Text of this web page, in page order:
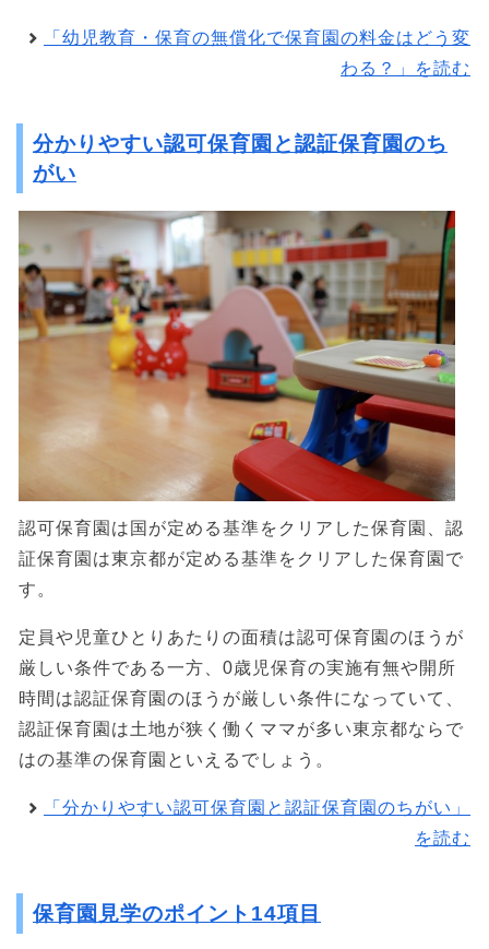
「幼児教育・保育の無償化で保育園の料金はどう変
わる？」を読む
分かりやすい認可保育園と認証保育園のち
がい
認可保育園は国が定める基準をクリアした保育園、認
証保育園は東京都が定める基準をクリアした保育園で
す。
定員や児童ひとりあたりの面積は認可保育園のほうが
厳しい条件である一方、0歳児保育の実施有無や開所
時間は認証保育園のほうが厳しい条件になっていて、
認証保育園は土地が狭く働くママが多い東京都ならで
はの基準の保育園といえるでしょう。
「分かりやすい認可保育園と認証保育園のちがい」
を読む
保育園見学のポイント14項目